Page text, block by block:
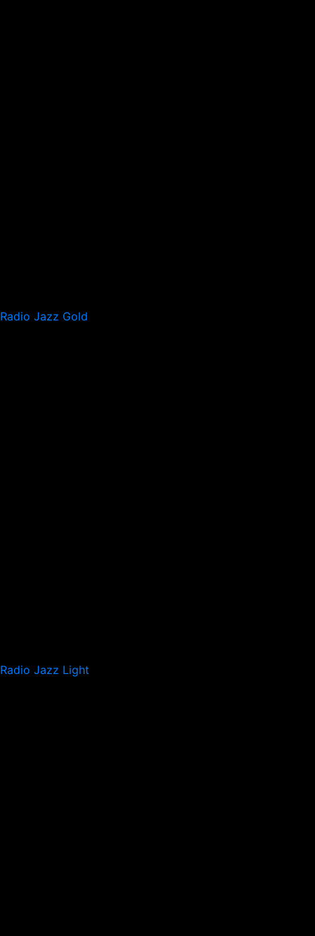
Radio Jazz Gold
Radio Jazz Light